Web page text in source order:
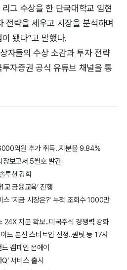
그 수상을 한 단국대학교 임현
전략을 세우고 시장을 분석하며
됐다”고 말했다.
자들의 수상 소감과 투자 전략
자증권 공식 유튜브 채널을 통
억원 추가 취득..지분율 9.84%
보고서 5월호 발간
루션 강화
교 금융교육’ 진행
스 '지금 시장은?' 누적 조회수 1000만
24X 지분 확보..미국주식 경쟁력 강화
드 본선 스타트업 선정..퀀팃 등 17사
캠페인 온에어
서비스 출시